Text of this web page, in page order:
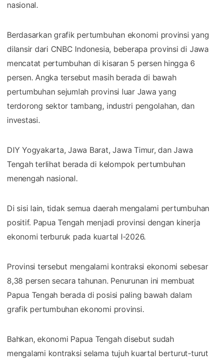
nasional.
Berdasarkan grafik pertumbuhan ekonomi provinsi yang
dilansir dari CNBC Indonesia, beberapa provinsi di Jawa
mencatat pertumbuhan di kisaran 5 persen hingga 6
persen. Angka tersebut masih berada di bawah
pertumbuhan sejumlah provinsi luar Jawa yang
terdorong sektor tambang, industri pengolahan, dan
investasi.
DIY Yogyakarta, Jawa Barat, Jawa Timur, dan Jawa
Tengah terlihat berada di kelompok pertumbuhan
menengah nasional.
Di sisi lain, tidak semua daerah mengalami pertumbuhan
positif. Papua Tengah menjadi provinsi dengan kinerja
ekonomi terburuk pada kuartal I-2026.
Provinsi tersebut mengalami kontraksi ekonomi sebesar
8,38 persen secara tahunan. Penurunan ini membuat
Papua Tengah berada di posisi paling bawah dalam
grafik pertumbuhan ekonomi provinsi.
Bahkan, ekonomi Papua Tengah disebut sudah
mengalami kontraksi selama tujuh kuartal berturut-turut